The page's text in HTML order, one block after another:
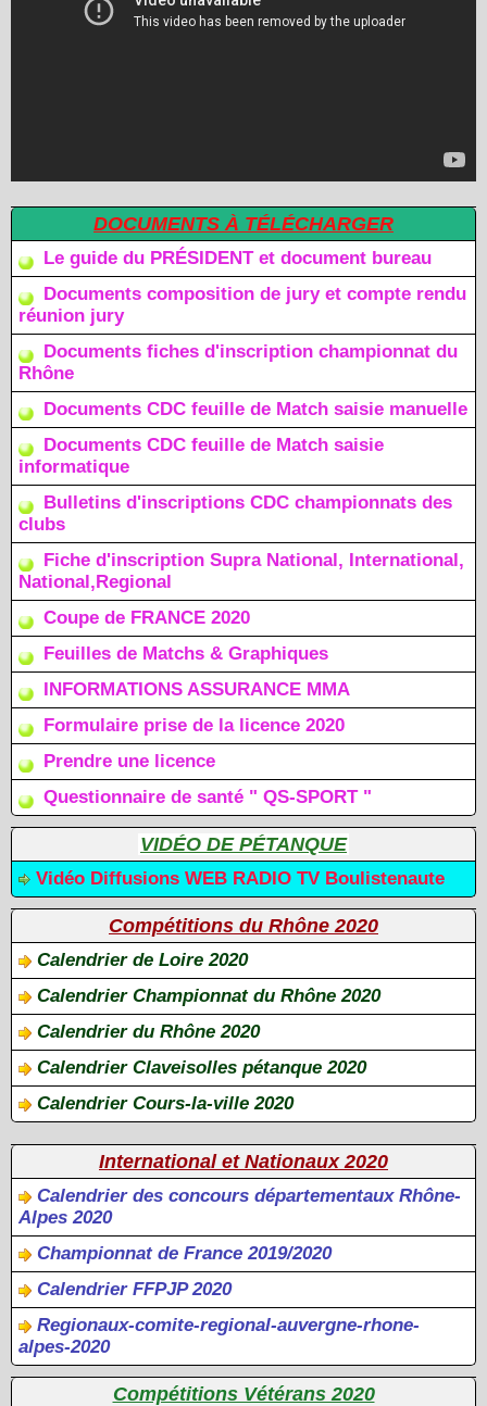
DOCUMENTS À TÉLÉCHARGER
Le guide du PRÉSIDENT et document bureau
Documents composition de jury et compte rendu
réunion jury
Documents fiches d'inscription championnat du
Rhône
Documents CDC feuille de Match saisie manuelle
Documents CDC feuille de Match saisie
informatique
Bulletins d'inscriptions CDC championnats des
clubs
Fiche d'inscription Supra National, International,
National,Regional
Coupe de FRANCE 2020
Feuilles de Matchs & Graphiques
INFORMATIONS ASSURANCE MMA
Formulaire prise de la licence 2020
Prendre une licence
Questionnaire de santé " QS-SPORT "
VIDÉO DE PÉTANQUE
Vidéo Diffusions WEB RADIO TV Boulistenaute
Compétitions du Rhône 2020
Calendrier de Loire 2020
Calendrier Championnat du Rhône 2020
Calendrier du Rhône 2020
Calendrier Claveisolles pétanque 2020
Calendrier Cours-la-ville 2020
International et Nationaux 2020
Calendrier des concours départementaux Rhône-
Alpes 2020
Championnat de France 2019/2020
Calendrier FFPJP 2020
Regionaux-comite-regional-auvergne-rhone-
alpes-2020
Compétitions Vétérans 2020